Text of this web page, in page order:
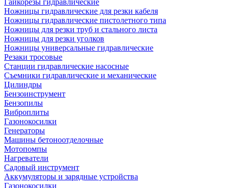
Гайкорезы гидравлические
Ножницы гидравлические для резки кабеля
Ножницы гидравлические пистолетного типа
Ножницы для резки труб и стального листа
Ножницы для резки уголков
Ножницы универсальные гидравлические
Резаки тросовые
Станции гидравлические насосные
Съемники гидравлические и механические
Цилиндры
Бензоинструмент
Бензопилы
Виброплиты
Газонокосилки
Генераторы
Машины бетоноотделочные
Мотопомпы
Нагреватели
Садовый инструмент
Аккумуляторы и зарядные устройства
Газонокосилки